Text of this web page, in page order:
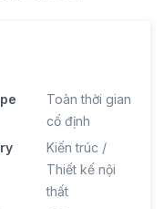
Toàn thời gian
cố định
Kiến trúc /
Thiết kế nội
thất